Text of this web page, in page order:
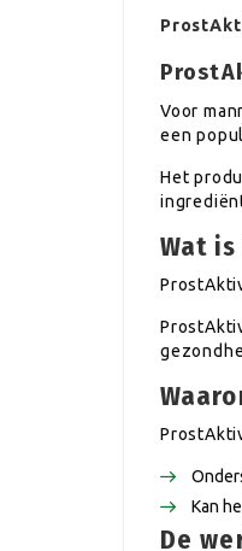
Voor
een
Het
Wat
Kan
De